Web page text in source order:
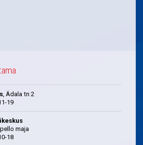
, Ädala tn 2
19
maja
18